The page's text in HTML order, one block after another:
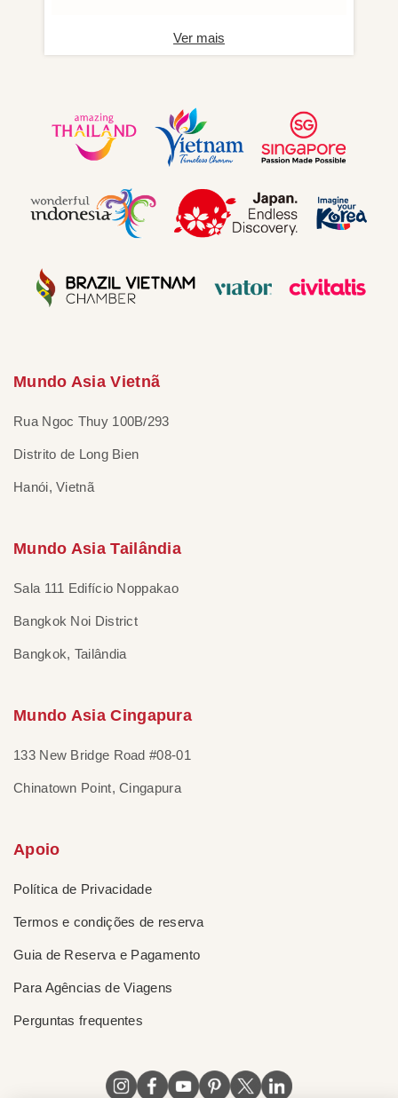
Ver mais
Mundo Asia Vietnã
Rua Ngoc Thuy 100B/293
Distrito de Long Bien
Hanói, Vietnã
Mundo Asia Tailândia
Sala 111 Edifício Noppakao
Bangkok Noi District
Bangkok, Tailândia
Mundo Asia Cingapura
133 New Bridge Road #08-01
Chinatown Point, Cingapura
Apoio
Política de Privacidade
Termos e condições de reserva
Guia de Reserva e Pagamento
Para Agências de Viagens
Perguntas frequentes